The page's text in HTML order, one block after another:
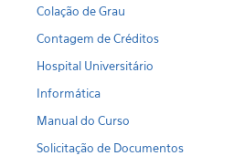
Colação de Grau
Contagem de Créditos
Hospital Universitário
Informática
Manual do Curso
Solicitação de Documentos